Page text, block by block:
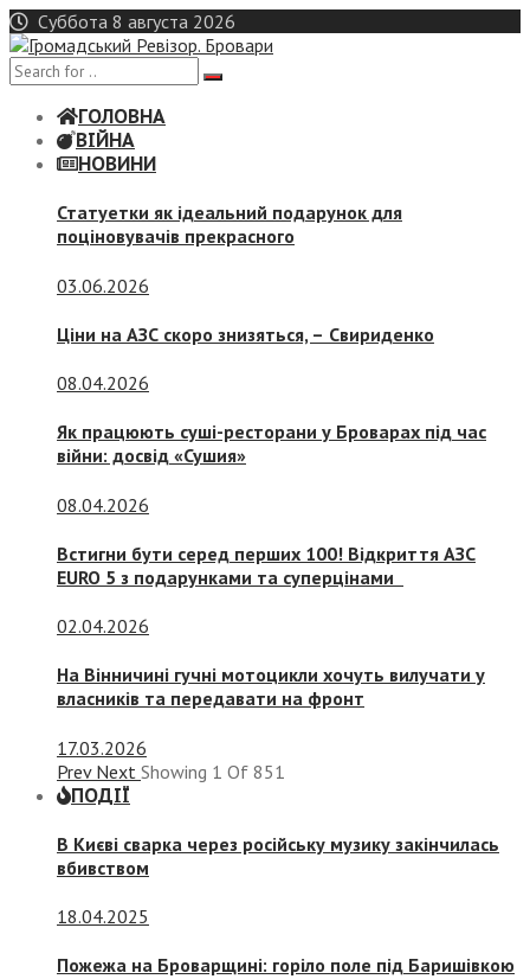
Skip
to
content
Суббота 8 августа 2026
ГОЛОВНА
ВІЙНА
НОВИНИ
Статуетки як ідеальний подарунок для
поціновувачів прекрасного
03.06.2026
Ціни на АЗС скоро знизяться, – Свириденко
08.04.2026
Як працюють суші-ресторани у Броварах під час
війни: досвід «Сушия»
08.04.2026
Встигни бути серед перших 100! Відкриття АЗС
EURO 5 з подарунками та суперцінами
02.04.2026
На Вінничині гучні мотоцикли хочуть вилучати у
власників та передавати на фронт
17.03.2026
Prev Next Showing 1 Of 851
ПОДІЇ
В Києві сварка через російську музику закінчилась
вбивством
18.04.2025
Пожежа на Броварщині: горіло поле під Баришівкою